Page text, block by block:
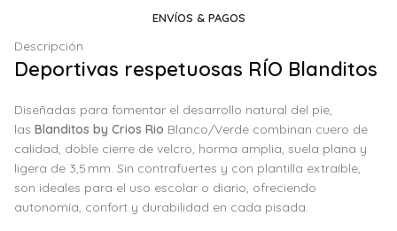
ENVÍOS & PAGOS
Descripción
Deportivas respetuosas RÍO Blanditos
Diseñadas para fomentar el desarrollo natural del pie,
las Blanditos by Crios Rio Blanco/Verde combinan cuero de
calidad, doble cierre de velcro, horma amplia, suela plana y
ligera de 3,5 mm. Sin contrafuertes y con plantilla extraíble,
son ideales para el uso escolar o diario, ofreciendo
autonomía, confort y durabilidad en cada pisada.